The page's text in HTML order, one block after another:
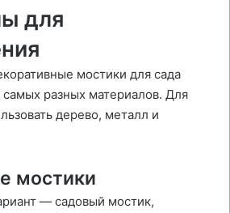
для
мостики для сада
разных материалов. Для
дерево, металл и
мостики
— садовый мостик,